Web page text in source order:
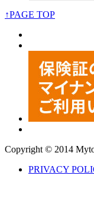
↑PAGE TOP
Copyright © 2014
PRIVACY